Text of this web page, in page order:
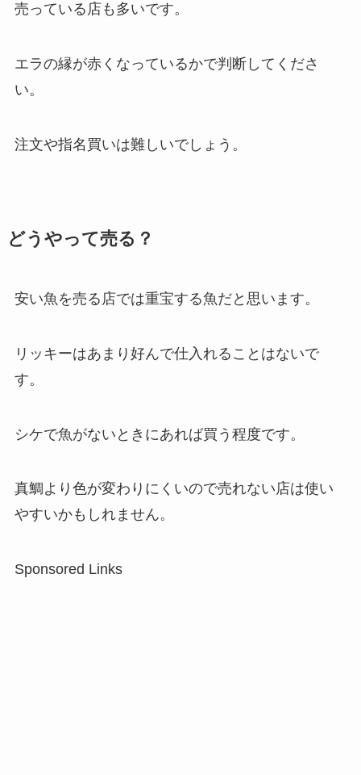
売っている店も多いです。
エラの縁が赤くなっているかで判断してくださ
い。
注文や指名買いは難しいでしょう。
どうやって売る？
安い魚を売る店では重宝する魚だと思います。
リッキーはあまり好んで仕入れることはないで
す。
シケで魚がないときにあれば買う程度です。
真鯛より色が変わりにくいので売れない店は使い
やすいかもしれません。
Sponsored Links